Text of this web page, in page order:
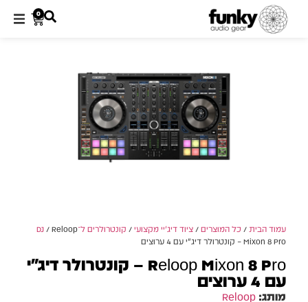
0
עמוד הבית / כל המוצרים /ציוד דיג'יי מקצועי / קונטרולרים ל־DJ/ Reloop
Mixon 8 Pro – קונטרולר דיג׳י עם 4 ערוצים
Reloop Mixon 8 Pro – קונטרולר דיג׳י
עם 4 ערוצים
מותג:Reloop